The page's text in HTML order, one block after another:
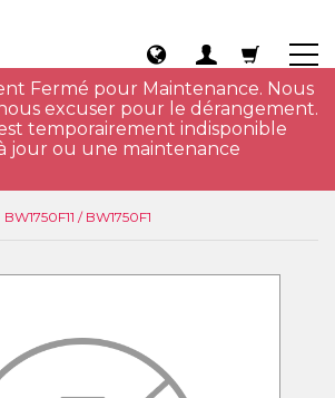
Fermé pour Maintenance. Nous
excuser pour le dérangement.
temporairement indisponible
jour ou une maintenance
BW1750F11 / BW1750F1